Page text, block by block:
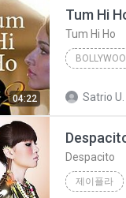
04:22
Tum Hi
Tum Hi Ho
Satrio U.
Despacito
제이플라